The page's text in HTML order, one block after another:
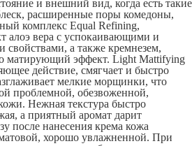
и внешний вид, когда есть такие
расширенные поры комедоны,
комплекс Equal Refining,
алоэ вера с успокаивающими и
свойствами, а также кремнезем,
матирующий эффект. Light Mattifying
действие, смягчает и быстро
мелкие морщинки, что
проблемной, обезвоженной,
Нежная текстура быстро
а приятный аромат дарит
после нанесения крема кожа
хорошо увлажненной. При